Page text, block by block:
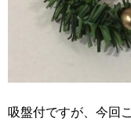
吸盤付ですが、今回